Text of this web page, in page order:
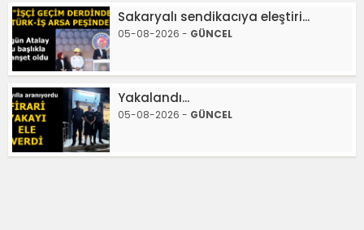
Sakaryalı sendikacıya eleştiri...
05-08-2026 - GÜNCEL
Yakalandı...
05-08-2026 - GÜNCEL